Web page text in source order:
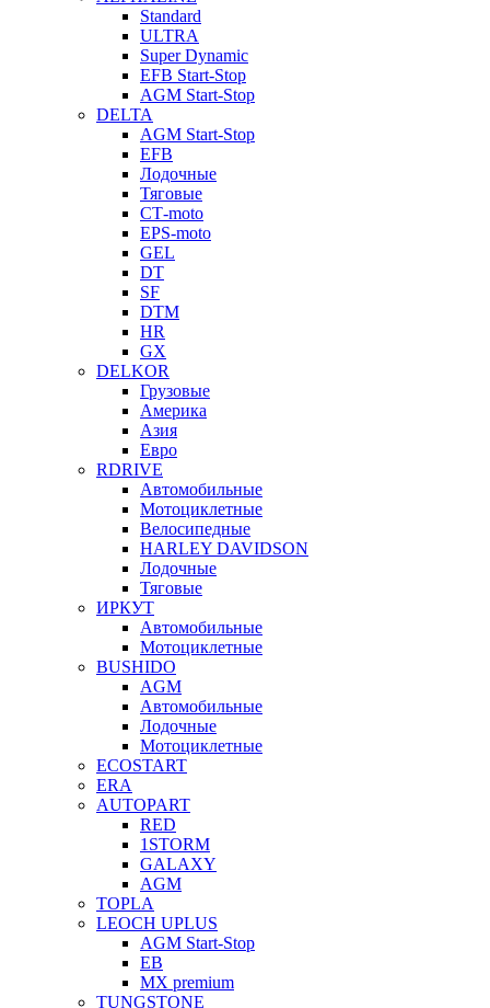
Standard
ULTRA
Super Dynamic
EFB Start-Stop
AGM Start-Stop
DELTA
AGM Start-Stop
EFB
Лодочные
Тяговые
СТ-moto
EPS-moto
GEL
DT
SF
DTM
HR
GX
DELKOR
Грузовые
Америка
Азия
Евро
RDRIVE
Автомобильные
Мотоциклетные
Велосипедные
HARLEY DAVIDSON
Лодочные
Тяговые
ИРКУТ
Автомобильные
Мотоциклетные
BUSHIDO
AGM
Автомобильные
Лодочные
Мотоциклетные
ECOSTART
ERA
AUTOPART
RED
1STORM
GALAXY
AGM
TOPLA
LEOCH UPLUS
AGM Start-Stop
EB
MX premium
TUNGSTONE